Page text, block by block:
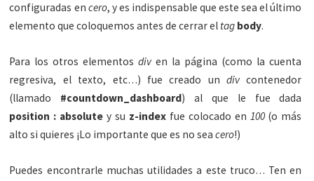
configuradas en cero, y es indispensable que este sea el último
elemento que coloquemos antes de cerrar el tag body.
Para los otros elementosdiven la página (como la cuenta
regresiva, el texto, etc…) fue creado un divcontenedor
(llamado #countdown_dashboard) al que le fue dada
position : absolute y su z-indexfue colocado en 100(o más
alto si quieres ¡Lo importante que es no seacero!)
Puedes encontrarle muchas utilidades a este truco… Ten en